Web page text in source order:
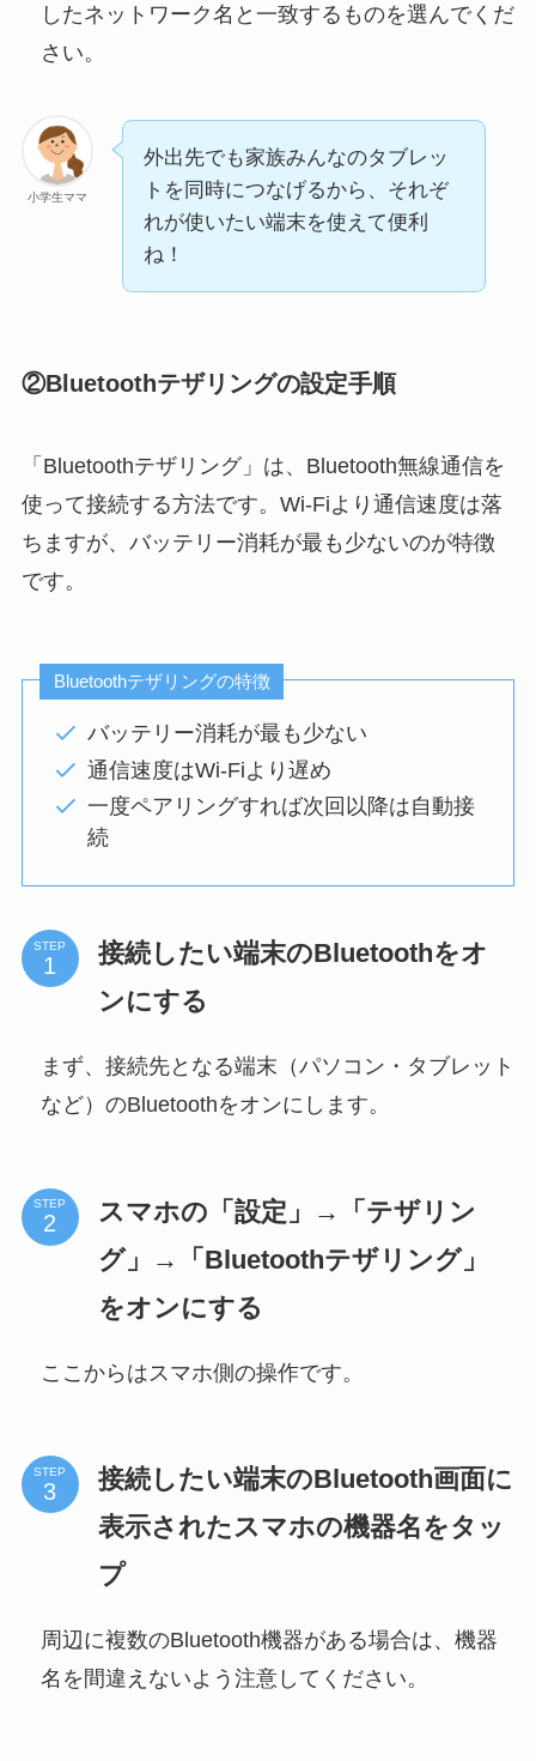
したネットワーク名と一致するものを選んでくだ
さい。
小学生ママ
外出先でも家族みんなのタブレッ
トを同時につなげるから、それぞ
れが使いたい端末を使えて便利
ね！
②Bluetoothテザリングの設定手順
「Bluetoothテザリング」は、Bluetooth無線通信を
使って接続する方法です。Wi-Fiより通信速度は落
ちますが、バッテリー消耗が最も少ないのが特徴
です。
Bluetoothテザリングの特徴
バッテリー消耗が最も少ない
通信速度はWi-Fiより遅め
一度ペアリングすれば次回以降は自動接
続
STEP
接続したい端末のBluetoothをオ
ンにする
まず、接続先となる端末（パソコン・タブレット
など）のBluetoothをオンにします。
STEP
スマホの「設定」→「テザリン
グ」→「Bluetoothテザリング」
をオンにする
ここからはスマホ側の操作です。
STEP
接続したい端末のBluetooth画面に
表示されたスマホの機器名をタッ
プ
周辺に複数のBluetooth機器がある場合は、機器
名を間違えないよう注意してください。